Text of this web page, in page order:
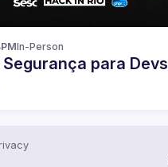
In-Person
Segurança para Devs